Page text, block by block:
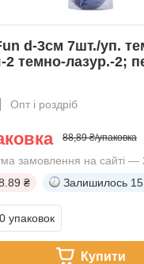
d-3см 7шт./уп.
2 темно-лазур.-2;
Опт і роздріб
88,89 ₴/упаковка
замовлення на сайті —
₴ Залишилось
упаковок
Купити